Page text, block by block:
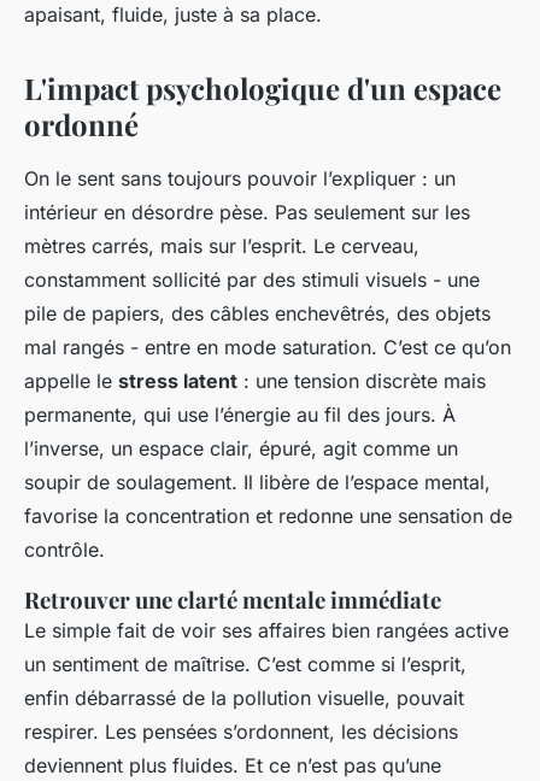
apaisant, fluide, juste à sa place.
L'impact psychologique d'un espace
ordonné
On le sent sans toujours pouvoir l’expliquer : un
intérieur en désordre pèse. Pas seulement sur les
mètres carrés, mais sur l’esprit. Le cerveau,
constamment sollicité par des stimuli visuels - une
pile de papiers, des câbles enchevêtrés, des objets
mal rangés - entre en mode saturation. C’est ce qu’on
appelle le stress latent : une tension discrète mais
permanente, qui use l’énergie au fil des jours. À
l’inverse, un espace clair, épuré, agit comme un
soupir de soulagement. Il libère de l’espace mental,
favorise la concentration et redonne une sensation de
contrôle.
Retrouver une clarté mentale immédiate
Le simple fait de voir ses affaires bien rangées active
un sentiment de maîtrise. C’est comme si l’esprit,
enfin débarrassé de la pollution visuelle, pouvait
respirer. Les pensées s’ordonnent, les décisions
deviennent plus fluides. Et ce n’est pas qu’une